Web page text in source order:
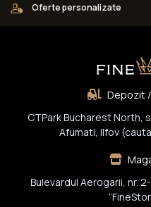
Oferte personalizate
Depozit
CTPark Bucharest North,
Afumati, Ilfov
Bulevardul Aerogarii, nr.